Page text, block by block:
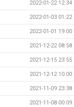
2022-01-22 12:34
2022-01-03 01:22
2022-01-01 19:00
2021-12-22 08:58
2021-12-15 23:55
2021-12-12 10:00
2021-11-09 23:38
2021-11-08 00:09